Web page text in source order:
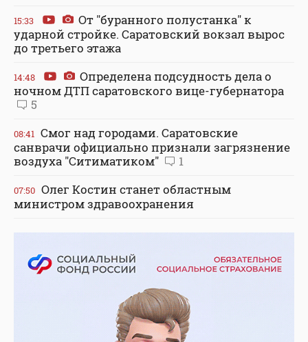
15:33
От "буранного полустанка" к
ударной стройке. Саратовский вокзал вырос
до третьего этажа
14:48
Определена подсудность дела о
ночном ДТП саратовского вице-губернатора
5
08:41 Смог над городами. Саратовские
санврачи официально признали загрязнение
воздуха "Ситиматиком"
1
07:50 Олег Костин станет областным
министром здравоохранения